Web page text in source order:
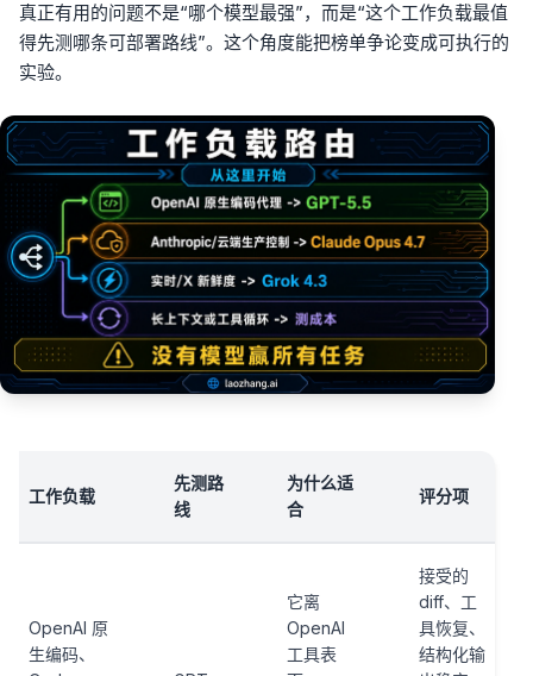
真正有用的问题不是“哪个模型最强”，而是“这个工作负载最值
得先测哪条可部署路线”。这个角度能把榜单争论变成可执行的
实验。
工作负载
先测路
线
为什么适
合
评分项
OpenAI 原
生编码、
它离
OpenAI
工具表
接受的
diff、工
具恢复、
结构化输